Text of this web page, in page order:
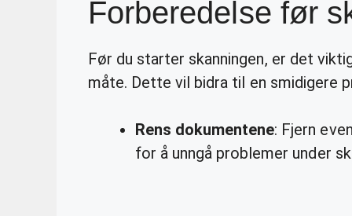
Forberedelse før
Før du starter skanningen, er det
måte. Dette vil bidra til en smidigere
Rens dokumentene: Fjern
for å unngå problemer under